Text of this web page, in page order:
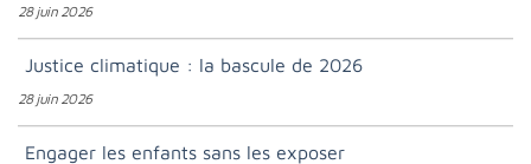
28 juin 2026
Justice climatique : la bascule de 2026
28 juin 2026
Engager les enfants sans les exposer